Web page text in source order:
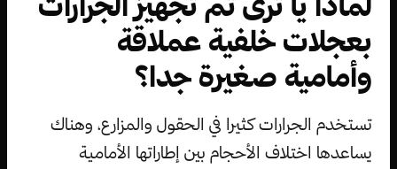
بعجلات خلفية عملاقة
وأمامية صغيرة جدا؟
تستخدم الجرارات كثيرا في الحقول والمزارع، وهناك
يساعدها اختلاف الأحجام بين إطاراتها الأمامية